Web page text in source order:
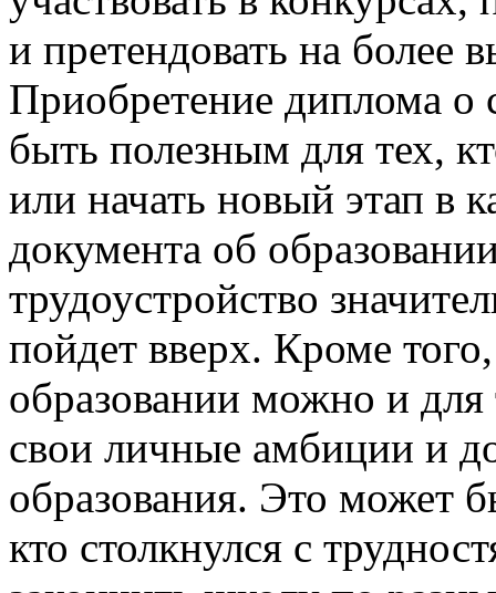
и претендовать на более
Приобретение диплома о
быть полезным для тех,
или начать новый этап в
документа об
трудоустройство
пойдет вверх. Кроме
образовании можно и для
свои личные амбиции и
образования. Это может
кто столкнулся с